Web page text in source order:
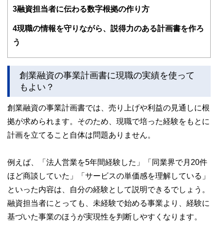
関わることで、読者目線のコンテンツを追求しています。
護士、税理士、宅地建物取引士、相続診断士、住宅ローンア
をわかりやすく発信している点です。
このように編集経験豊富なメンバーと金融や経済に精通した
執筆者・監修者による執筆体制を築くことで、内容のわかり
やすさはもちろんのこと、読み応えのあるコンテンツと確か
私たちは、快適でより良い生活のアイデアを提供するお金の
コンシェルジュを目指します。
3融資担当者に伝わる数字根拠の作り方
4現職の情報を守りながら、説得力のある計画書を作ろ
う
創業融資の事業計画書に現職の実績を使って
もよい？
創業融資の事業計画書では、売り上げや利益の見通しに根
拠が求められます。そのため、現職で培った経験をもとに
計画を立てること自体は問題ありません。
例えば、「法人営業を5年間経験した」「同業界で月20件
ほど商談していた」「サービスの単価感を理解している」
といった内容は、自分の経験として説明できるでしょう。
融資担当者にとっても、未経験で始める事業より、経験に
基づいた事業のほうが実現性を判断しやすくなります。